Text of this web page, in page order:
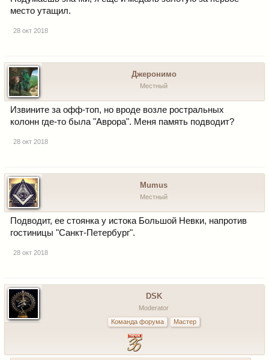
место утащил.
28 окт 2018
Джеронимо
Местный
Извините за офф-топ, но вроде возле ростральных
колонн где-то была "Аврора". Меня память подводит?
28 окт 2018
Mumus
Местный
Подводит, ее стоянка у истока Большой Невки, напротив
гостиницы "Санкт-Петербург".
28 окт 2018
DSK
Moderator
Команда форума
Мастер